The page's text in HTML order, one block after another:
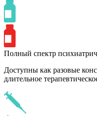
Полный спектр
Доступны как разовые
длительное